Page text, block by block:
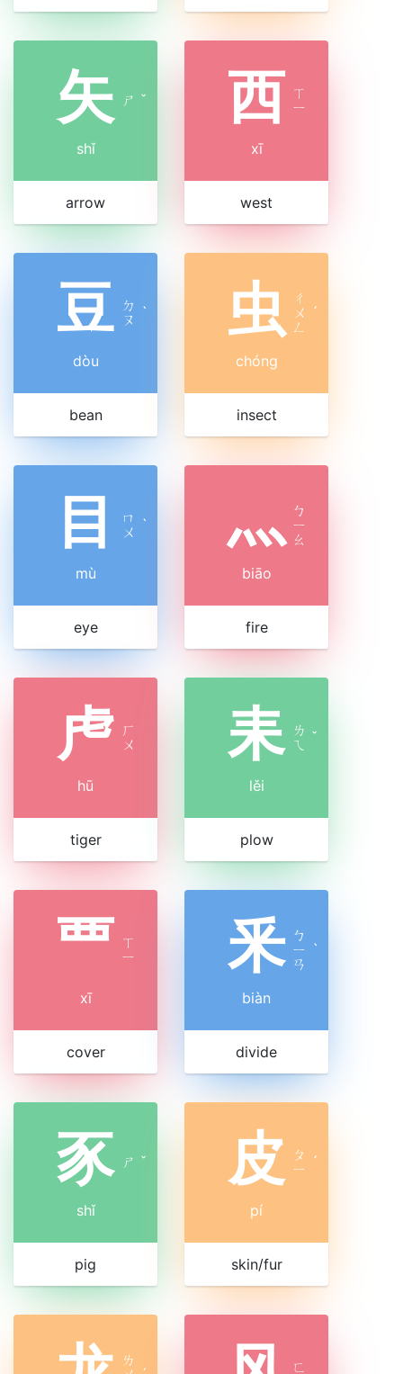
矢 ㄕ ˇ
shǐ
arrow
西 ㄒ
ㄧ
xī
west
豆 ㄉ
ㄡ ˋ
dòu
bean
虫
ㄔ
ㄨ
ㄥ
ˊ
chóng
insect
目
ㄇ
ㄨ ˋ
mù
eye
灬 ㄅ
ㄧ
ㄠ
biāo
fire
虍 ㄏ
ㄨ
hū
tiger
耒 ㄌ
ㄟ ˇ
lěi
plow
覀 ㄒ
ㄧ
xī
cover
釆 ㄅ
ㄧ
ㄢ
ˋ
biàn
divide
豕 ㄕ ˇ
shǐ
pig
皮
ㄆ
ㄧ ˊ
pí
skin/fur
ㄌ
ㄈ